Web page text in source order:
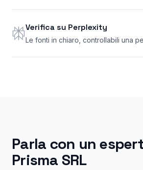
Verifica su Perplexity
Le fonti in chiaro, controllabili una
Parla con un
Prisma SRL